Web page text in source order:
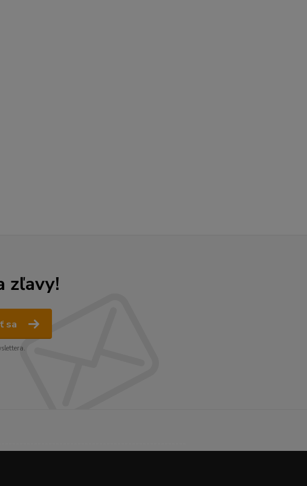
zľavy!
sa